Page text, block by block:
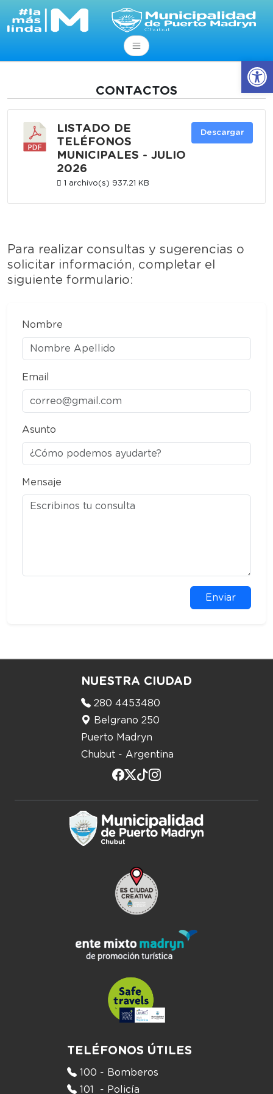
Abrir
CONTACTOS
LISTADO DE
TELÉFONOS
MUNICIPALES - JULIO
2026
1 archivo(s) 937.21 KB
Descargar
Para realizar consultas y sugerencias o
solicitar información, completar el
siguiente formulario:
Nombre
Email
Asunto
Mensaje
NUESTRA CIUDAD
280 4453480
Belgrano 250
Puerto Madryn
Chubut - Argentina
TELÉFONOS ÚTILES
100 - Bomberos
101 - Policía